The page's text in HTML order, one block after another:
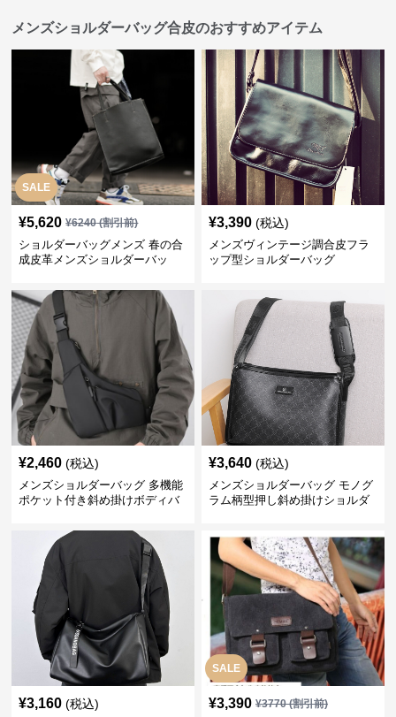
メンズショルダーバッグ合皮のおすすめアイテム
SALE
¥5,620 ¥6240(割引前)
ショルダーバッグメンズ 春の合
成皮革メンズショルダーバッ
¥3,390 (税込)
メンズヴィンテージ調合皮フラ
ップ型ショルダーバッグ
¥2,460 (税込)
メンズショルダーバッグ 多機能
ポケット付き斜め掛けボディバ
¥3,640 (税込)
メンズショルダーバッグ モノグ
ラム柄型押し斜め掛けショルダ
¥3,160 (税込)
SALE
¥3,390 ¥3770(割引前)